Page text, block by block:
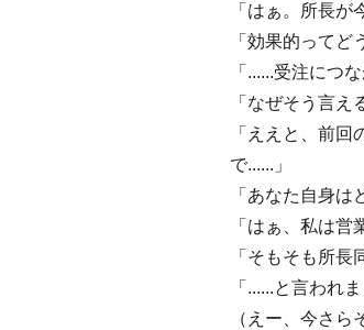
「はぁ。所長
「効果的ってど
「......受注につ
「なぜそう言え
「ええと、前
で......」
「あなた自身は
「はぁ、私は営
「そもそも所長
「......と言われ
（えー、今さ